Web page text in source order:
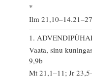
*
Ilm
1.
Vaata, sinu
9,9b
Mt 21,1–11; Jr